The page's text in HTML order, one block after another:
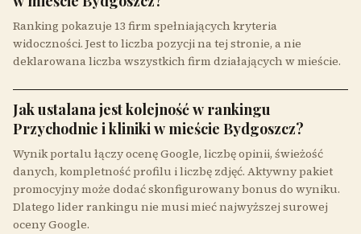
Ranking pokazuje 13 firm spełniających kryteria
widoczności. Jest to liczba pozycji na tej stronie, a nie
deklarowana liczba wszystkich firm działających w mieście.
Jak ustalana jest kolejność w rankingu
Przychodnie i kliniki w mieście Bydgoszcz?
Wynik portalu łączy ocenę Google, liczbę opinii, świeżość
danych, kompletność profilu i liczbę zdjęć. Aktywny pakiet
promocyjny może dodać skonfigurowany bonus do wyniku.
Dlatego lider rankingu nie musi mieć najwyższej surowej
oceny Google.